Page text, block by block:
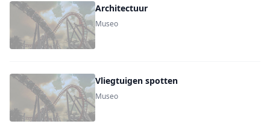
Architectuur
Museo
Vliegtuigen spotten
Museo